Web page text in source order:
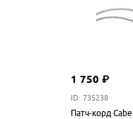
1 750 ₽
ID: 735238
Патч-корд